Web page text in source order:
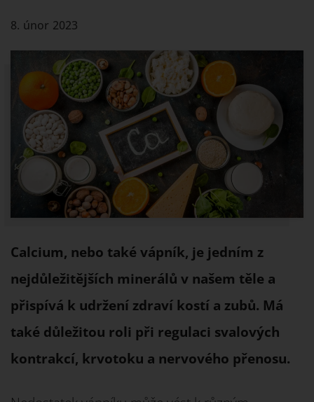
8. únor 2023
Calcium, nebo také vápník, je jedním z
nejdůležitějších minerálů v našem těle a
přispívá k udržení zdraví kostí a zubů. Má
také důležitou roli při regulaci svalových
kontrakcí, krvotoku a nervového přenosu.